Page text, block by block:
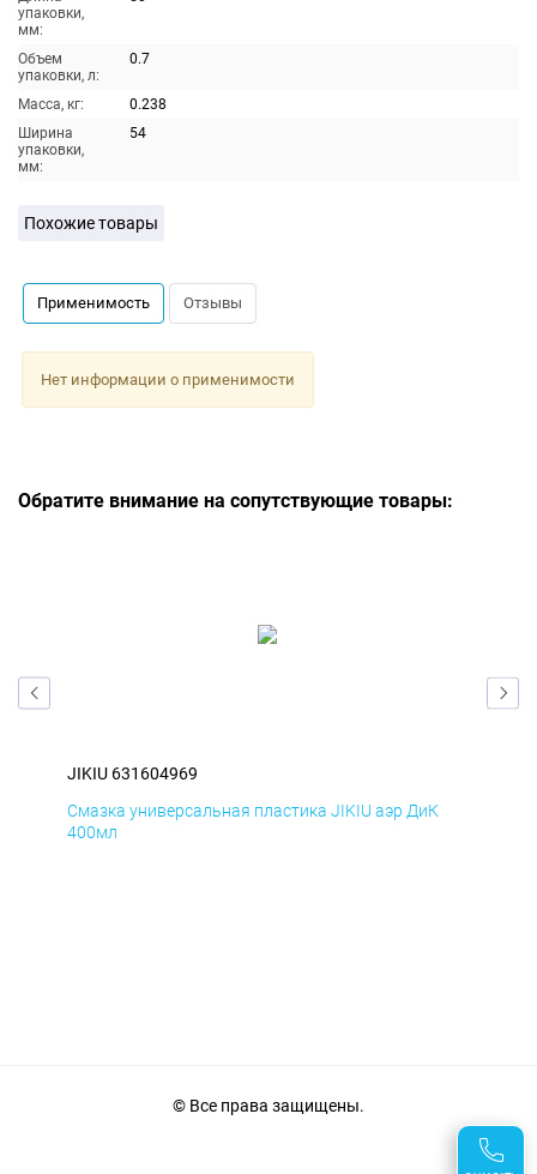
упаковки,
мм:
Объем
упаковки, л:
0.7
Масса, кг:
0.238
Ширина
упаковки,
мм:
54
Похожие товары
Применимость Отзывы
Нет информации о применимости
Обратите внимание на сопутствующие товары:
JIKIU 631604969
Смазка универсальная пластика JIKIU аэр ДиК
400мл
© Все права защищены.